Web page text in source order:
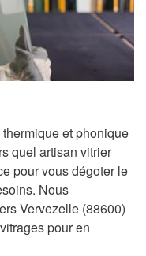
et phonique
quel artisan vitrier
pour vous dégoter le
Nous
Vervezelle (88600)
pour en